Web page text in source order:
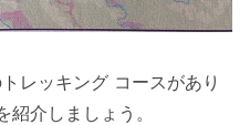
レッキング コースがあり
介しましょう。